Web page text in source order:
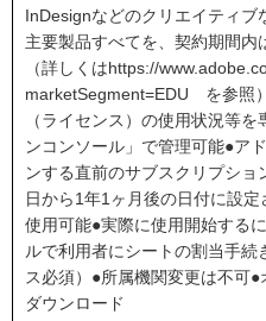
InDesignなどのクリエイティ
主要製品すべてを、契約期間
（詳しくはhttps://
marketSegment=EDU を参照
（ライセンス）の使用状況等
ンコンソール」で管理可能●ア
ンする直前のサブスクリプシ
日から1年1ヶ月後の日付に設
使用可能●実際に使用開始する
ルで利用者にシートの割当手
ス必須）●所属機関変更は不可
ダウンロード